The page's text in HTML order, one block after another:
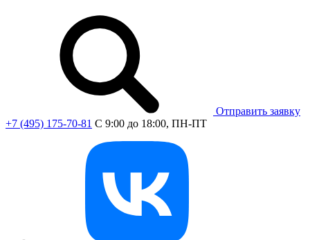
Отправить заявку
+7 (495) 175-70-81 C 9:00 до 18:00, ПН-ПТ